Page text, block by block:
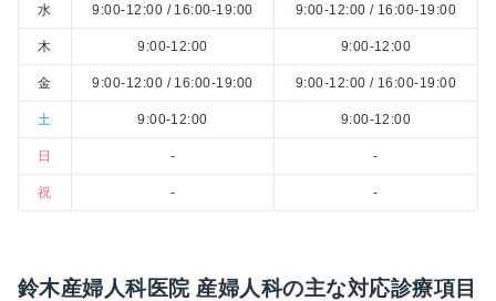
水 9:00-12:00 / 16:00-19:00 9:00-12:00 / 16:00-19:00
木 9:00-12:00 9:00-12:00
金 9:00-12:00 / 16:00-19:00 9:00-12:00 / 16:00-19:00
土 9:00-12:00 9:00-12:00
日 - -
祝 - -
鈴木産婦人科医院 産婦人科の主な対応診療項目